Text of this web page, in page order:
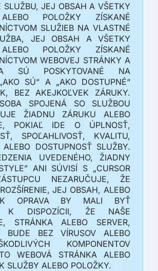
SLUŽBU, JEJ OBSAH A VŠETKY
POLOŽKY ZÍSKANÉ
SLUŽIEB NA VLASTNÉ
JEJ OBSAH A VŠETKY
POLOŽKY ZÍSKANÉ
WEBOVEJ STRÁNKY A
SÚ POSKYTOVANÉ NA
SÚ“ A „AKO DOSTUPNÉ“
BEZ AKEJKOĽVEK ZÁRUKY.
SPOJENÁ SO SLUŽBOU
ŽIADNU ZÁRUKU ALEBO
POKIAĽ IDE O ÚPLNOSŤ,
SPOĽAHLIVOSŤ, KVALITU,
ALEBO DOSTUPNOSŤ SLUŽBY.
UVEDENÉHO, ŽIADNY
ANI SÚVISÍ S „CURSOR
NEZARUČUJE, ŽE
JEJ OBSAH, ALEBO
OPRAVA BY MALI BYŤ
K DISPOZÍCII, ŽE NAŠE
STRÁNKA ALEBO SERVER,
BUDE BEZ VÍRUSOV ALEBO
KOMPONENTOV
WEBOVÁ STRÁNKA ALEBO
SLUŽBY ALEBO POLOŽKY.